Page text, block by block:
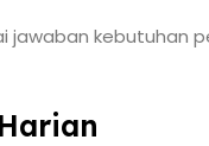
kebutuhan